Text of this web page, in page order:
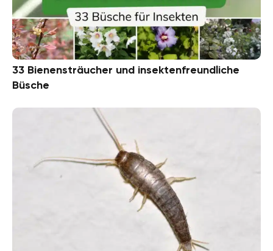
33 Bienensträucher und insektenfreundliche
Büsche